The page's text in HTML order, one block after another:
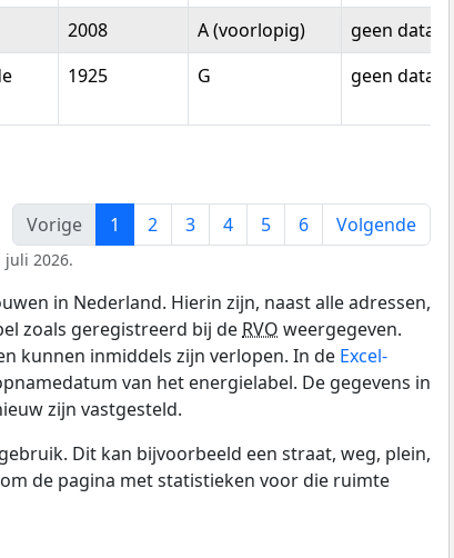
2008 A (voorlopig)
geen data
1925 G geen data
Vorige
1 2 3 4 5 6 Volgende
juli 2026.
in Nederland. Hierin zijn, naast alle adressen,
zoals geregistreerd bij de RVO weergegeven.
kunnen inmiddels zijn verlopen. In de Excel-
van het energielabel. De gegevens in
zijn vastgesteld.
Dit kan bijvoorbeeld een straat, weg, plein,
de pagina met statistieken voor die ruimte